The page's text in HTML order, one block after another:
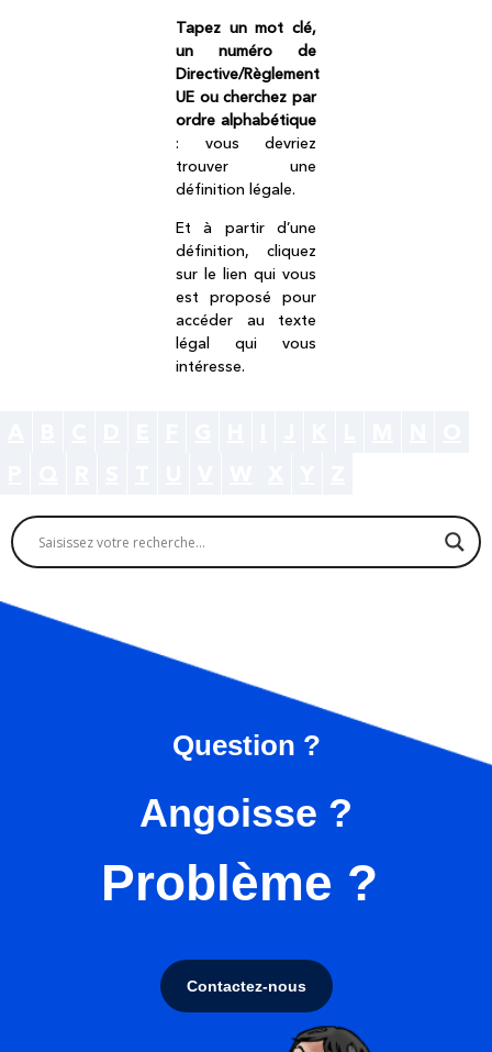
Tapez un mot clé,
un numéro de
Directive/Règlement
UE ou cherchez par
ordre alphabétique
: vous devriez
trouver une
définition légale.
Et à partir d’une
définition, cliquez
sur le lien qui vous
est proposé pour
accéder au texte
légal qui vous
intéresse.
Question ?
Angoisse ?
Problème ?
Contactez-nous